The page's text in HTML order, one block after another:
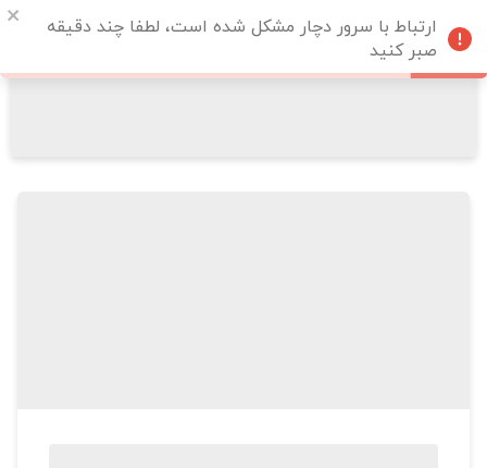
ارتباط با سرور دچار مشکل شده است، لطفا چند دقیقه
صبر کنید